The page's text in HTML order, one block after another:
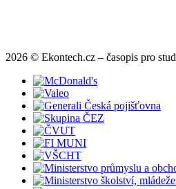
2026 © Ekontech.cz – časopis pro